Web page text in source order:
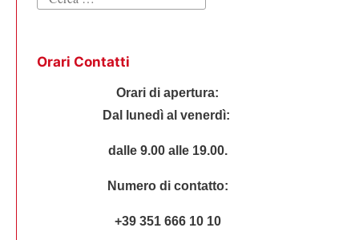
Orari Contatti
Orari di apertura:
Dal lunedì al venerdì:
dalle 9.00 alle 19.00.
Numero di contatto:
+39 351 666 10 10